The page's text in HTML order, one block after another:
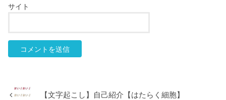
サイト
【文字起こし】自己紹介【はたらく細胞】